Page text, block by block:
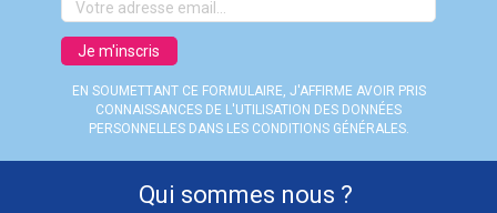
Je m'inscris
EN SOUMETTANT CE FORMULAIRE, J'AFFIRME AVOIR PRIS
CONNAISSANCES DE L'UTILISATION DES DONNÉES
PERSONNELLES DANS LES CONDITIONS GÉNÉRALES.
Qui sommes nous ?